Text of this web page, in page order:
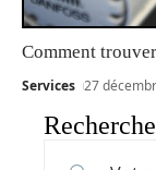
Comment
Services 27
Recherche